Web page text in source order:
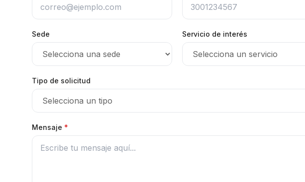
Sede Servicio de interés
Tipo de solicitud
Mensaje *